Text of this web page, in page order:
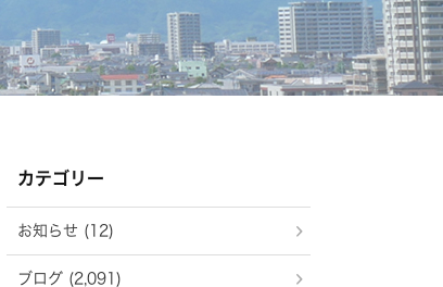
カテゴリー
お知らせ (12)
ブログ (2,091)